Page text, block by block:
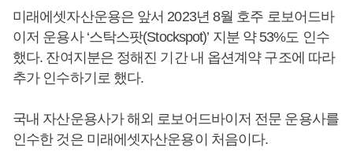
미래에셋자산운용은 앞서 2023년 8월 호주 로보어드바
이저 운용사 ‘스탁스팟(Stockspot)’ 지분 약 53%도 인수
했다. 잔여지분은 정해진 기간 내 옵션계약 구조에 따라
추가 인수하기로 했다.
국내 자산운용사가 해외 로보어드바이저 전문 운용사를
인수한 것은 미래에셋자산운용이 처음이다.